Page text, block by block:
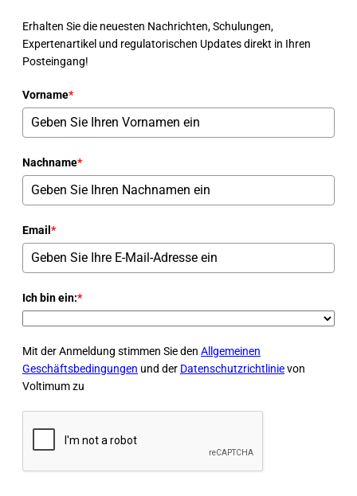
Erhalten Sie die neuesten Nachrichten, Schulungen,
Expertenartikel und regulatorischen Updates direkt in Ihren
Posteingang!
Vorname*
Nachname*
Email *
Ich bin ein:*
Mit der Anmeldung stimmen Sie den Allgemeinen
Geschäftsbedingungen und der Datenschutzrichtlinievon
Voltimum zu